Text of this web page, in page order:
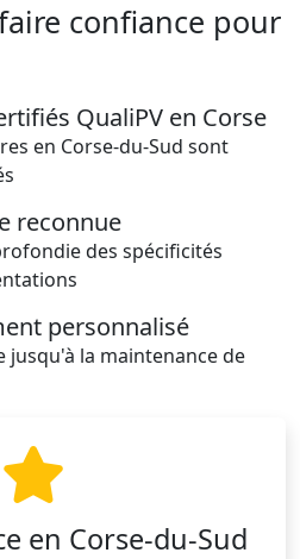
confiance pour
QualiPV en Corse
en Corse-du-Sud sont
reconnue
des spécificités
personnalisé
jusqu'à la maintenance de
en Corse-du-Sud